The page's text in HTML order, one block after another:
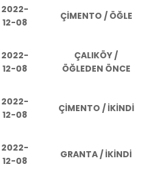
2022-
12-08
ÇİMENTO / ÖĞLE
2022-
12-08
ÇALIKÖY /
ÖĞLEDEN ÖNCE
2022-
12-08
ÇİMENTO / İKİNDİ
2022-
12-08
GRANTA / İKİNDİ